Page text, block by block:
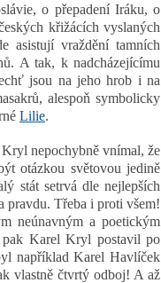
o přepadení Iráku, o
křižácích vyslaných
asistují vraždění tamních
A tak, k nadcházejícímu
jsou na jeho hrob i na
alespoň symbolicky
Lilie.
nepochybně vnímal, že
otázkou světovou jedině
stát setrvá dle nejlepších
pravdu. Třeba i proti všem!
neúnavným a poetickým
pak Karel Kryl postavil po
například Karel Havlíček
vlastně čtvrtý odboj! A až